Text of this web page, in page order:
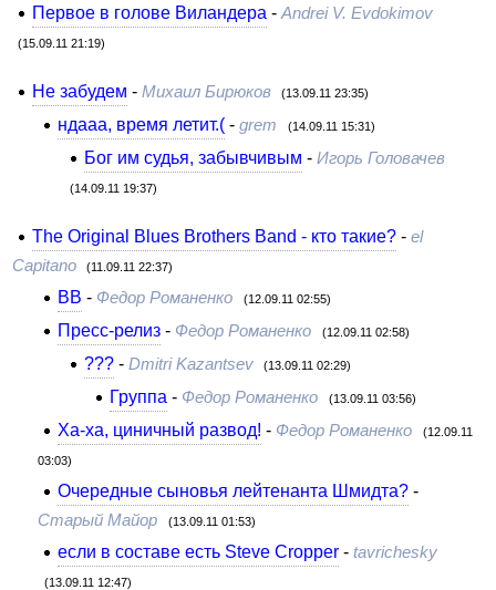
Первое в голове Виландера - Andrei V. Evdokimov
(15.09.11 21:19)
Не забудем - Михаил Бирюков (13.09.11 23:35)
ндааа, время летит.( -grem (14.09.11 15:31)
Бог им судья, забывчивым - Игорь Головачев
(14.09.11 19:37)
The Original Blues Brothers Band - кто такие?- el
Capitano
(11.09.11 22:37)
BB - Федор Романенко (12.09.11 02:55)
Пресс-релиз - Федор Романенко (12.09.11 02:58)
???- Dmitri Kazantsev (13.09.11 02:29)
Группа - Федор Романенко (13.09.11 03:56)
Ха-ха, циничный развод! - Федор Романенко (12.09.11
03:03)
Очередные сыновья лейтенанта Шмидта? -
Старый Майор (13.09.11 01:53)
если в составе есть Steve Cropper -tavrichesky
(13.09.11 12:47)